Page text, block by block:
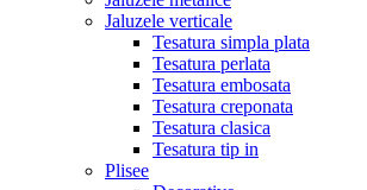
Jaluzele verticale
Tesatura simpla plata
Tesatura perlata
Tesatura embosata
Tesatura creponata
Tesatura clasica
Tesatura tip in
Plisee